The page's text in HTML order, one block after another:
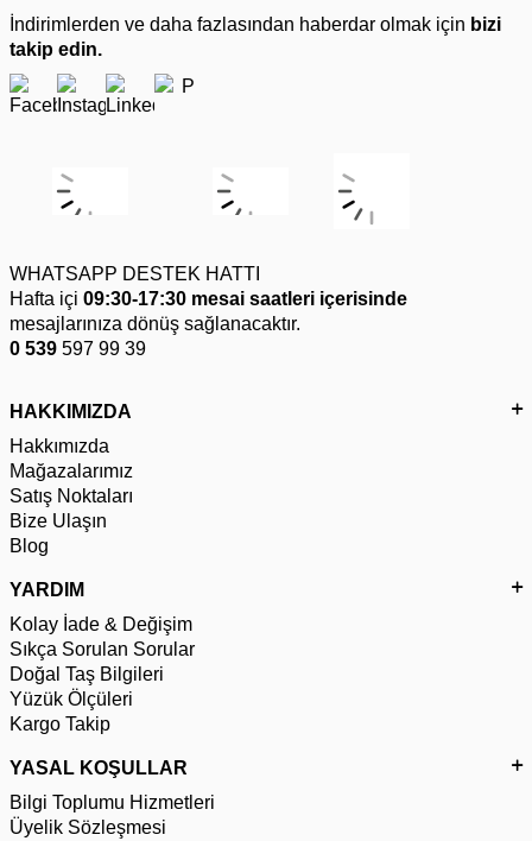
İndirimlerden ve daha fazlasından haberdar olmak için bizi
takip edin.
WHATSAPP DESTEK HATTI
Hafta içi 09:30-17:30 mesai saatleri içerisinde
mesajlarınıza dönüş sağlanacaktır.
0 539 597 99 39
HAKKIMIZDA
Hakkımızda
Mağazalarımız
Satış Noktaları
Bize Ulaşın
Blog
YARDIM
Kolay İade & Değişim
Sıkça Sorulan Sorular
Doğal Taş Bilgileri
Yüzük Ölçüleri
Kargo Takip
YASAL KOŞULLAR
Bilgi Toplumu Hizmetleri
Üyelik Sözleşmesi